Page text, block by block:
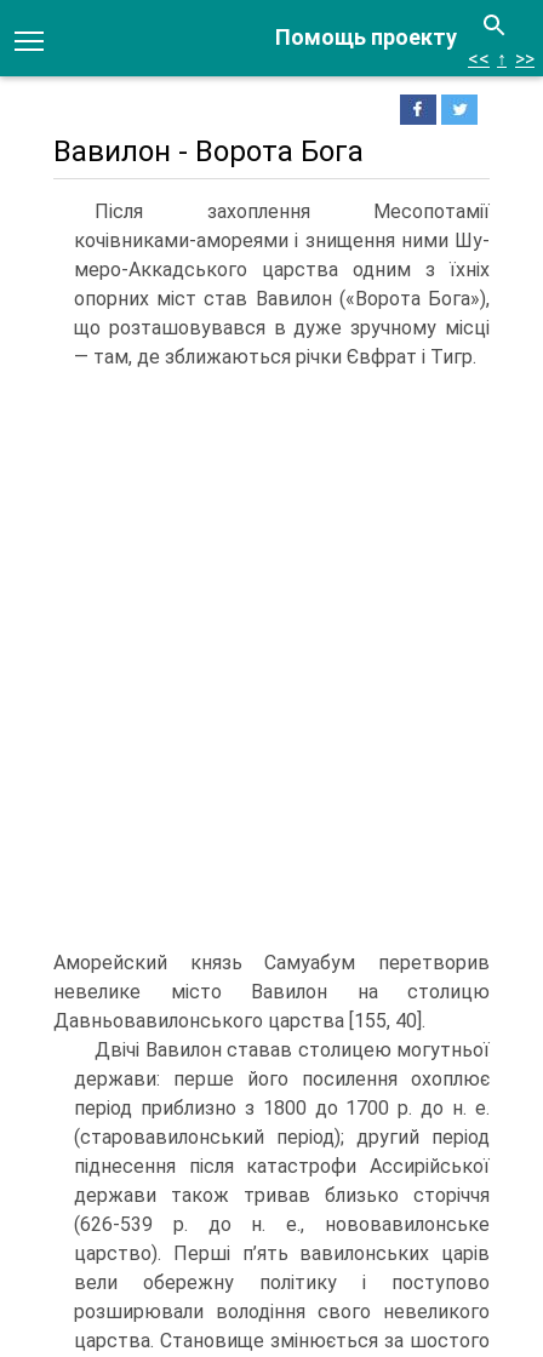
Помощь проекту
<< ↑ >>
Вавилон - Ворота Бога
Після захоплення Месопотамії
кочівниками-амореями і знищення ними Шу-
меро-Аккадського царства одним з їхніх
опорних міст став Вавилон («Ворота Бога»),
що розташовувався в дуже зручному місці
— там, де зближаються річки Євфрат і Тигр.
Аморейский князь Самуабум перетворив
невелике місто Вавилон на столицю
Давньовавилонського царства [155, 40].
Двічі Вавилон ставав столицею могутньої
держави: перше його посилен­ня охоплює
період приблизно з 1800 до 1700 р. до н. е.
(старовавилонський період); другий період
піднесення після катастрофи Ассирійської
держави також тривав близько сторіччя
(626-539 р. до н. е., нововавилонське
царство). Перші п’ять вави­лонських царів
вели обережну політику і поступово
розширювали володіння сво­го невеликого
царства. Становище змінюється за шостого